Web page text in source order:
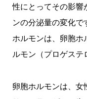
性にとってその影響
ンの分泌量の変化で
ホルモンは、卵胞ホ
ルモン（プロゲステ
卵胞ホルモンは、女